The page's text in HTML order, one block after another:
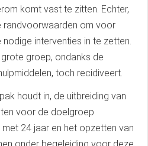
komt vast te zitten. Echter,
randvoorwaarden om voor
interventies in te zetten.
groep, ondanks de
toch recidiveert.
houdt in, de uitbreiding van
voor de doelgroep
24 jaar en het opzetten van